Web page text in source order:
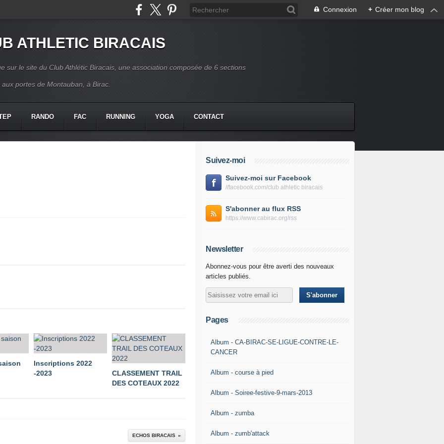
Connexion + Créer mon blog
ATHLETIC BIRACAIS
sur le site du Club Athlétic Biracais, une association composée de 6 sections
portes de Montauban, à Birac.
RANDO FAC RUNNING YOGA CONTACT
Inscriptions 2022
-2023
CLASSEMENT TRAIL
DES COTEAUX 2022
ECHOS BIRACAIS
Suivez-moi
Suivez-moi sur Facebook
//facebook.com/club athletic biracais
S'abonner au flux RSS
https://www.cabirac.org/rss
Newsletter
Abonnez-vous pour être averti des nouveaux
articles publiés.
Pages
Album - CA-BIRAC-SE-LIGUE-CONTRE-LE-
CANCER
Album - course à pied
Album - Soiree-festive-9-mars-2013
Album - zumba
Album - zumb'attack